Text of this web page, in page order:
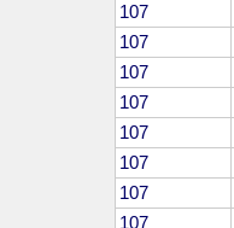
107
107
107
107
107
107
107
107